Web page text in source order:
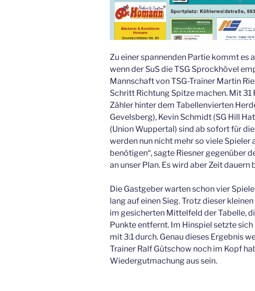
Zu einer spannenden Partie kommt es
wenn der SuS die TSG Sprockhövel
Mannschaft von TSG-Trainer Martin
Schritt Richtung Spitze machen. Mit 31
Zähler hinter dem Tabellenvierten
Gevelsberg), Kevin Schmidt (SG Hill
(Union Wuppertal) sind ab sofort für
werden nun nicht mehr so viele Spieler
benötigen“, sagte Riesner gegenüber
an unser Plan. Es wird aber Zeit dauern
Die Gastgeber warten schon vier
lang auf einen Sieg. Trotz dieser
im gesicherten Mittelfeld der Tabelle,
Punkte entfernt. Im Hinspiel setzte
mit 3:1 durch. Genau dieses Ergebnis
Trainer Ralf Gütschow noch im Kopf
Wiedergutmachung aus sein.